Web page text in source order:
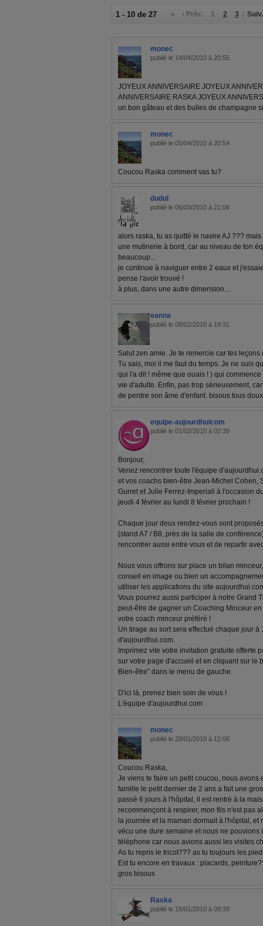
1 - 10 de 27 « ‹ Préc. 1 2 3 Suiv.
monec
publié le 14/04/2010 à 20:55
JOYEUX ANNIVERSAIRE JOYEUX
ANNIVERSAIRE RASKA JOYEUX
un bon gâteau et des bulles de champagne
monec
publié le 05/04/2010 à 20:54
Coucou Raska comment vas tu?
dudul
publié le 06/03/2010 à 21:06
alors raska, tu as quitté le navire AJ ???
une mutinerie à bord, car au niveau de ton
beaucoup...
je continue à naviguer entre 2 eaux et
pense l'avoir trouvé !
à plus, dans une autre dimension...
eanna
publié le 08/02/2010 à 19:31
Salut zen amie. Je te remercie car tes
Tu sais, moi il me faut du temps. Je ne suis
qui l'a dit ! même que ouais ! ) qui
vie d'adulte. Enfin, pas trop sérieusement,
de perdre son âme d'enfant. bisous tous doux
equipe-aujourdhuicom
publié le 01/02/2010 à 02:39
Bonjour,
Venez rencontrer toute l'équipe
et vos coachs bien-être Jean-Michel Cohen,
Gurret et Julie Ferrez-Imperiali à l'occasion
jeudi 4 février au lundi 8 février prochain !
Chaque jour deux rendez-vous sont
(stand A7 / B8, près de la salle de
rencontrer aussi entre vous et de repartir
Nous vous offrons sur place un bilan
conseil en image ou bien un
utiliser les applications du site
Vous pourrez aussi participer à notre Grand
peut-être de gagner un Coaching Minceur
votre coach minceur préféré !
Un tirage au sort sera effectué chaque jour à
d'aujourdhui.com.
Imprimez vite votre invitation gratuite offerte
sur votre page d'accueil et en cliquant sur le
Bien-être" dans le menu de gauche.
D'ici là, prenez bien soin de vous !
L'équipe d'aujourdhui.com
monec
publié le 28/01/2010 à 12:06
Coucou Raska,
Je viens te faire un petit coucou, nous avons
famille le petit dernier de 2 ans a fait une
passé 6 jours à l'hôpital, il est rentré à la
recommençont à respirer, mon fils n'est pas
la journée et la maman dormait à l'hôpital,
vécu une dure semaine et nous ne pouvions
téléphone car nous avions aussi les visites
As tu repris le tricot??? as tu toujours les
Est tu encore en travaux : placards,
gros bisous
Raska
publié le 15/01/2010 à 09:39